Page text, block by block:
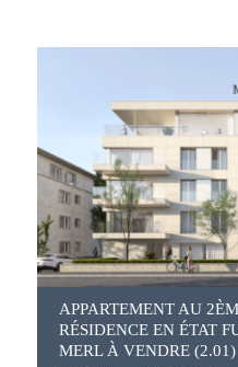
APPARTEMENT AU
RÉSIDENCE EN ÉTAT
MERL À VENDRE (2.01)